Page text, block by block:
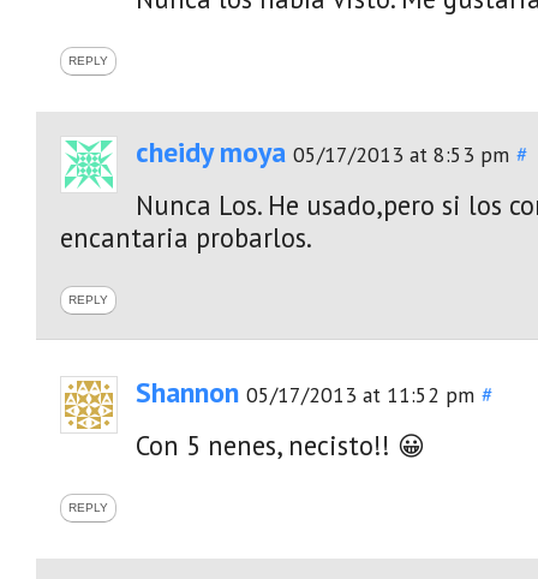
REPLY
cheidy moya 05/17/2013 at 8:53 pm #
Nunca Los. He usado,pero si los
encantaria probarlos.
REPLY
Shannon 05/17/2013 at 11:52 pm #
Con 5 nenes, necisto!! 😀
REPLY